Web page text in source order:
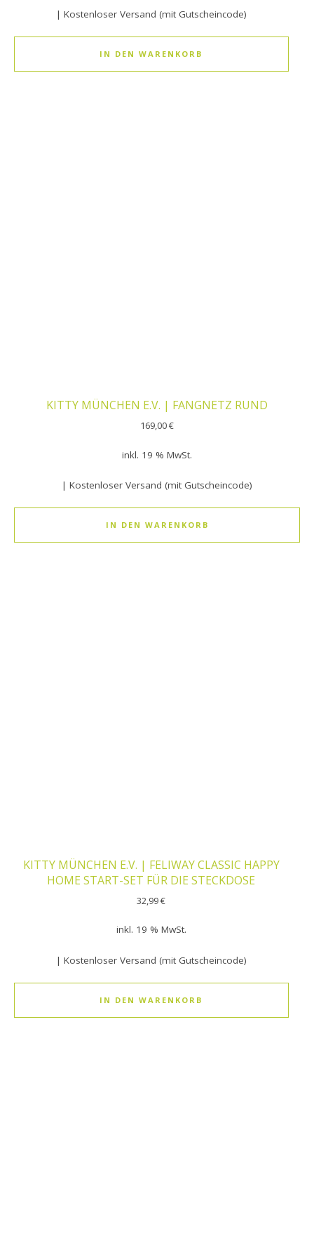
| Kostenloser Versand (mit Gutscheincode)
IN DEN WARENKORB
KITTY MÜNCHEN E.V. | FANGNETZ RUND
169,00€
inkl. 19 % MwSt.
| Kostenloser Versand (mit Gutscheincode)
IN DEN WARENKORB
KITTY MÜNCHEN E.V. | FELIWAY CLASSIC HAPPY
HOME START-SET FÜR DIE STECKDOSE
32,99€
inkl. 19 % MwSt.
| Kostenloser Versand (mit Gutscheincode)
IN DEN WARENKORB